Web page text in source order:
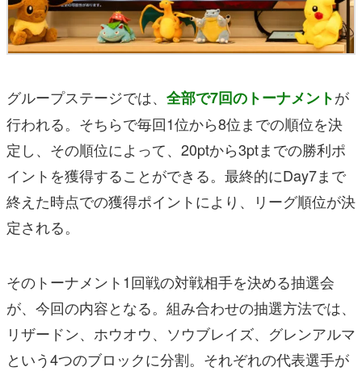
グループステージでは、 全部で7回のトーナメントが
行われる。そちらで毎回1位から8位までの順位を決
定し、その順位によって、20ptから3ptまでの勝利ポ
イントを獲得することができる。最終的にDay7まで
終えた時点での獲得ポイントにより、リーグ順位が決
定される。
そのトーナメント1回戦の対戦相手を決める抽選会
が、今回の内容となる。組み合わせの抽選方法では、
リザードン、ホウオウ、ソウブレイズ、グレンアルマ
という4つのブロックに分割。それぞれの代表選手が